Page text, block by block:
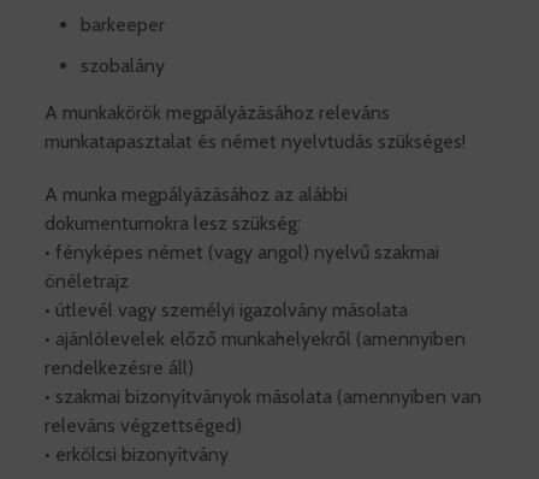
barkeeper
szobalány
A munkakörök megpályázásához releváns
munkatapasztalat és német nyelvtudás szükséges!
A munka megpályázásához az alábbi
dokumentumokra lesz szükség:
• fényképes német (vagy angol) nyelvű szakmai
önéletrajz
• útlevél vagy személyi igazolvány másolata
• ajánlólevelek előző munkahelyekről (amennyiben
rendelkezésre áll)
• szakmai bizonyítványok másolata (amennyiben van
releváns végzettséged)
• erkölcsi bizonyítvány